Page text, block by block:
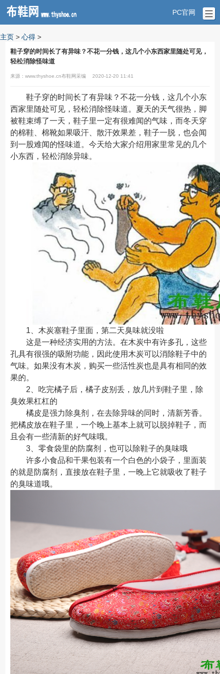
PC官网
主页 > 心得 >
鞋子穿的时间长了有异味？不花一分钱，这几个小东西家里随处可见，
轻松消除怪味道
来源：www.thyshoe.cn布鞋网采编 2020-12-20 11:41
鞋子穿的时间长了有异味？不花一分钱，这几个小东
西家里随处可见，轻松消除怪味道。夏天的天气很热，脚
被鞋束缚了一天，鞋子里一定有很难闻的气味，而冬天穿
的棉鞋、棉靴如果吸汗、散汗效果差，鞋子一脱，也会闻
到一股难闻的怪味道。今天给大家介绍用家里常见的几个
小东西，轻松消除异味。
1、木炭塞鞋子里面，第二天臭味就没啦
这是一种经济实用的方法。在木炭中有许多孔，这些
孔具有很强的吸附功能，因此使用木炭可以消除鞋子中的
气味。如果没有木炭，购买一些活性炭也是具有相同的效
果的。
2、吃完橘子后，橘子皮别丢，放几片到鞋子里，除
臭效果杠杠的
橘皮是强力除臭剂，在去除异味的同时，清新芳香。
把橘皮放在鞋子里，一个晚上基本上就可以脱掉鞋子，而
且会有一些清新的好气味哦。
3、零食袋里的防腐剂，也可以除鞋子的臭味哦
许多小食品和干果包装有一个白色的小袋子，里面装
的就是防腐剂，直接放在鞋子里，一晚上它就吸收了鞋子
的臭味道哦。